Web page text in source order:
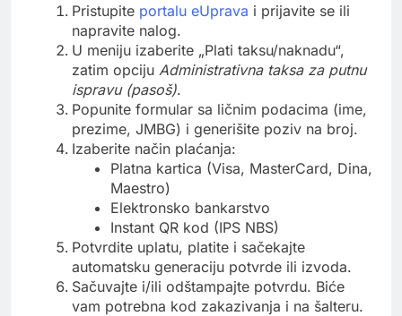
Pristupite portalu eUprava i prijavite se ili
napravite nalog.
U meniju izaberite „Plati taksu/naknadu“,
zatim opciju Administrativna taksa za putnu
ispravu (pasoš).
Popunite formular sa ličnim podacima (ime,
prezime, JMBG) i generišite poziv na broj.
Izaberite način plaćanja:
Platna kartica (Visa, MasterCard, Dina,
Maestro)
Elektronsko bankarstvo
Instant QR kod (IPS NBS)
Potvrdite uplatu, platite i sačekajte
automatsku generaciju potvrde ili izvoda.
Sačuvajte i/ili odštampajte potvrdu. Biće
vam potrebna kod zakazivanja i na šalteru.